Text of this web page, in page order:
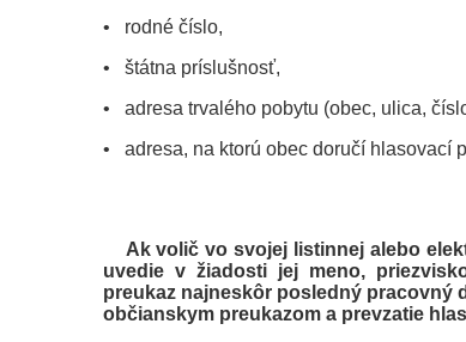
• rodné číslo,
• štátna príslušnosť,
• adresa trvalého pobytu (obec, ulica,
• adresa, na ktorú obec doručí hlasovací
Ak volič vo svojej listinnej alebo
uvedie v žiadosti jej meno,
preukaz najneskôr posledný pracovný
občianskym preukazom a prevzatie